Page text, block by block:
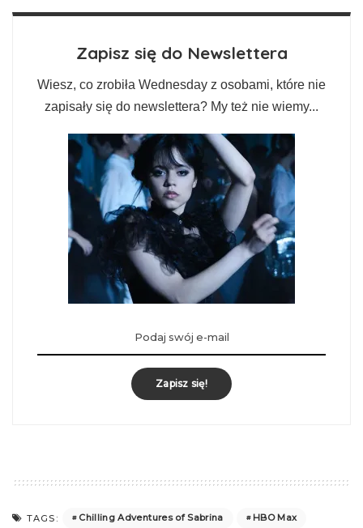
Zapisz się do Newslettera
Wiesz, co zrobiła Wednesday z osobami, które nie
zapisały się do newslettera? My też nie wiemy...
Zapisz się!
TAGS: Chilling Adventures of Sabrina
HBO Max